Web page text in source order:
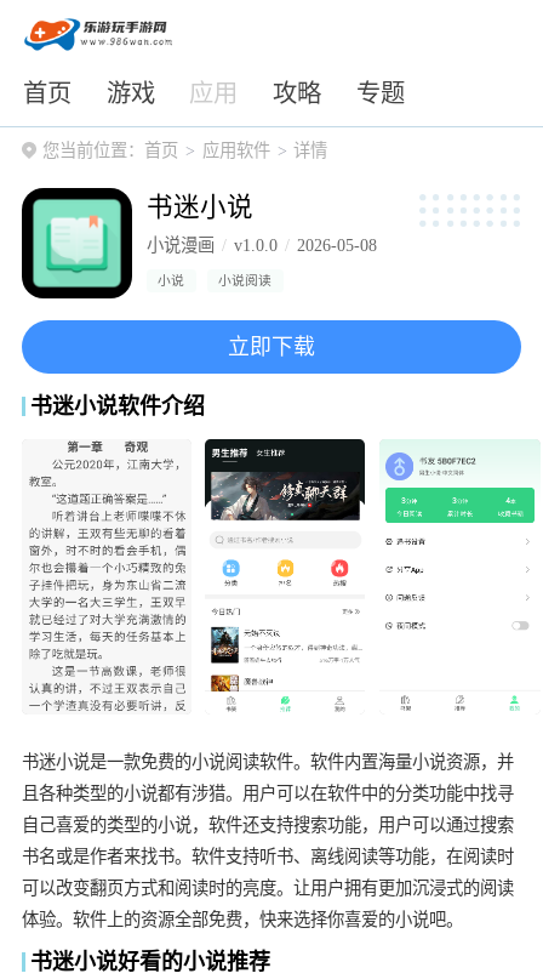
首页 游戏 应用 攻略 专题
您当前位置： 首页 应用软件 详情
书迷小说
小说漫画 v1.0.0 2026-05-08
小说 小说阅读
立即下载
书迷小说软件介绍
书迷小说是一款免费的小说阅读软件。软件内置海量小说资源，并
且各种类型的小说都有涉猎。用户可以在软件中的分类功能中找寻
自己喜爱的类型的小说，软件还支持搜索功能，用户可以通过搜索
书名或是作者来找书。软件支持听书、离线阅读等功能，在阅读时
可以改变翻页方式和阅读时的亮度。让用户拥有更加沉浸式的阅读
体验。软件上的资源全部免费，快来选择你喜爱的小说吧。
书迷小说好看的小说推荐